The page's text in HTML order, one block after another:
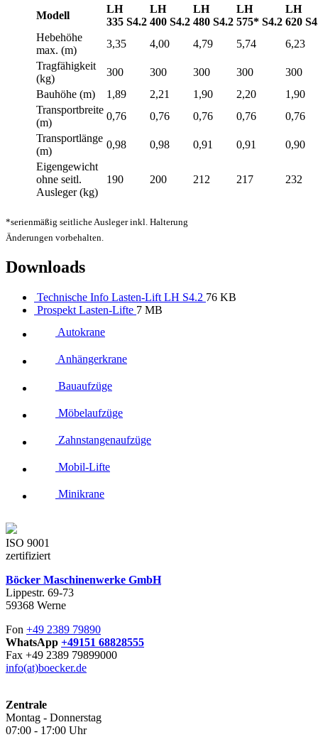
Modell
LH
335 S4.2
LH
400 S4.2
LH
480 S4.2
LH
575* S4.2
LH
620
Hebehöhe
max. (m)
3,35 4,00 4,79 5,74
6,23
Tragfähigkeit
(kg)
300 300 300 300
300
Bauhöhe (m)
1,89 2,21 1,90 2,20
1,90
Transportbreite
(m)
0,76 0,76 0,76 0,76
0,76
Transportlänge
(m)
0,98 0,98 0,91 0,91
0,90
Eigengewicht
ohne seitl.
Ausleger (kg)
190 200 212 217 232
*serienmäßig seitliche Ausleger inkl. Halterung
Änderungen vorbehalten.
Downloads
Technische Info Lasten-Lift LH S4.2 76 KB
Prospekt Lasten-Lifte 7 MB
Autokrane
Anhängerkrane
Bauaufzüge
Möbelaufzüge
Zahnstangenaufzüge
Mobil-Lifte
Minikrane
ISO 9001
zertifiziert
Böcker Maschinenwerke GmbH
Lippestr. 69-73
59368 Werne
Fon +49 2389 79890
WhatsApp +49151 68828555
Fax +49 2389 79899000
info(at)boecker.de
Zentrale
Montag - Donnerstag
07:00 - 17:00 Uhr